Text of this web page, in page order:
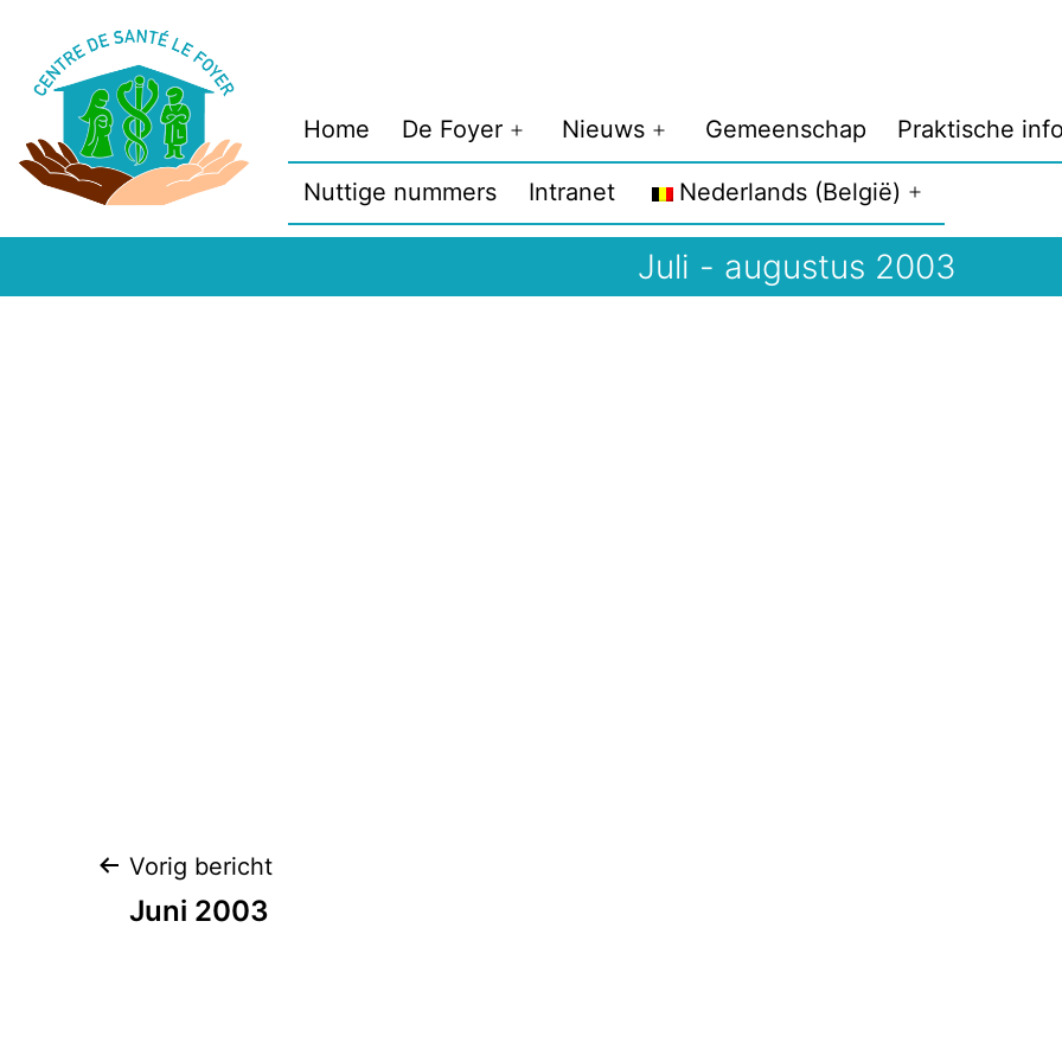
inhoud
Home De Foyer
Menu
openen
Nieuws
Menu
openen
Gemeenschap Praktische
Nuttige nummers Intranet Nederlands (België)
openen
Juli - augustus 2003
Berichtnavigatie
Vorig bericht
Juni 2003